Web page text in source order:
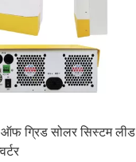
ग्रिड सोलर सिस्टम लीड